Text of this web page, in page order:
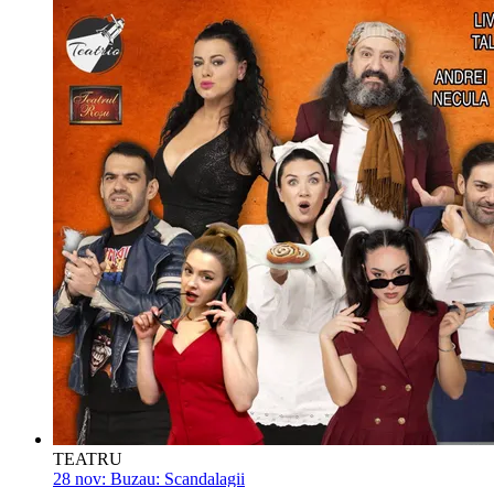
TEATRU
28 nov: Buzau: Scandalagii